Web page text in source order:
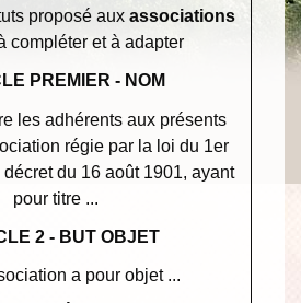
proposé aux associations
compléter et à adapter
PREMIER - NOM
les adhérents aux présents
régie par la loi du 1er
du 16 août 1901, ayant
pour titre ...
2 - BUT OBJET
a pour objet ...